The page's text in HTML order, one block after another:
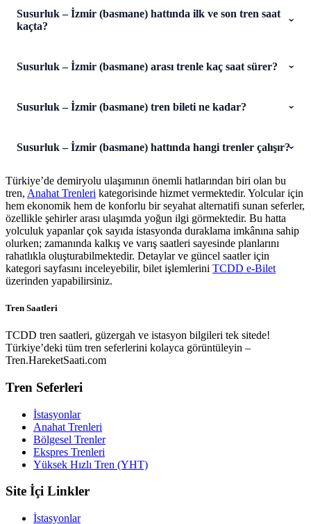
Susurluk – İzmir (basmane) hattında ilk ve son tren saat
kaçta?
Susurluk – İzmir (basmane) arası trenle kaç saat sürer?
Susurluk – İzmir (basmane) tren bileti ne kadar?
Susurluk – İzmir (basmane) hattında hangi trenler çalışır?
Türkiye’de demiryolu ulaşımının önemli hatlarından biri olan bu
tren, Anahat Trenleri kategorisinde hizmet vermektedir. Yolcular için
hem ekonomik hem de konforlu bir seyahat alternatifi sunan seferler,
özellikle şehirler arası ulaşımda yoğun ilgi görmektedir. Bu hatta
yolculuk yapanlar çok sayıda istasyonda duraklama imkânına sahip
olurken; zamanında kalkış ve varış saatleri sayesinde planlarını
rahatlıkla oluşturabilmektedir. Detaylar ve güncel saatler için
kategori sayfasını inceleyebilir, bilet işlemlerini TCDD e-Bilet
üzerinden yapabilirsiniz.
Tren Saatleri
TCDD tren saatleri, güzergah ve istasyon bilgileri tek sitede!
Türkiye’deki tüm tren seferlerini kolayca görüntüleyin –
Tren.HareketSaati.com
Tren Seferleri
İstasyonlar
Anahat Trenleri
Bölgesel Trenler
Ekspres Trenleri
Yüksek Hızlı Tren (YHT)
Site İçi Linkler
İstasyonlar